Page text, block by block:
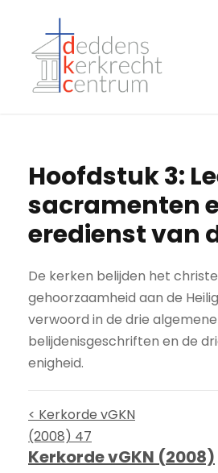
Hoofdstuk 3:
sacramenten
eredienst van
De kerken belijden het
gehoorzaamheid aan de
verwoord in de drie algemene
belijdenisgeschriften en de
enigheid.
< Kerkorde vGKN
(2008) 47
Kerkorde vGKN (2008)